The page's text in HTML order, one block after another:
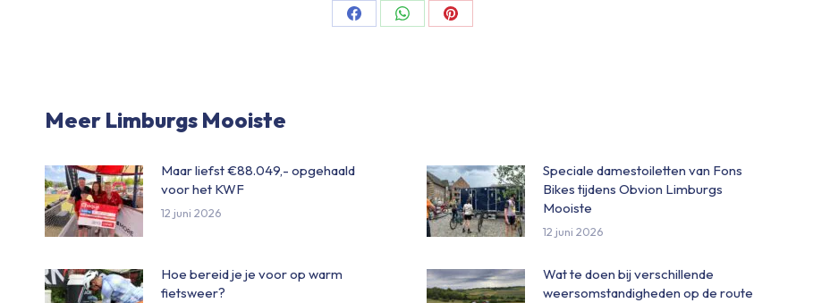
Share
Share
Share
Meer Limburgs Mooiste
Maar liefst €88.049,- opgehaald
voor het KWF
12 juni 2026
Speciale damestoiletten van Fons
Bikes tijdens Obvion Limburgs
Mooiste
12 juni 2026
Hoe bereid je je voor op warm
fietsweer?
Wat te doen bij verschillende
weersomstandigheden op de route